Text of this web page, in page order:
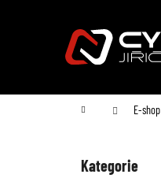
Domů E-shop
Přeskočit
Kategorie
Zpět
Zpět